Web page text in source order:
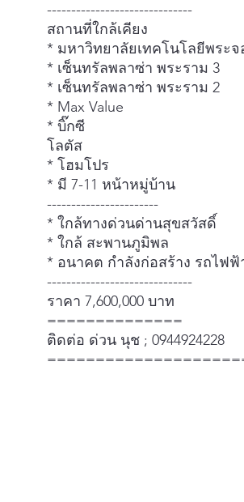
------------------------------
สถานที่ใกล้เคียง
* มหาวิทยาลัยเทคโนโลยีพระจ
* เซ็นทรัลพลาซ่า พระราม 3
* เซ็นทรัลพลาซ่า พระราม 2
* Max Value
* บิ๊กซี
โลตัส
* โฮมโปร
* มี 7-11 หน้าหมู่บ้าน
-----------------------
* ใกล้ทางด่วนด่านสุขสวัสดิ์
* ใกล้ สะพานภูมิพล
* อนาคต กำลังก่อสร้าง รถไฟฟ้
------------------------------
ราคา 7,600,000 บาท
==============
ติดต่อ ด่วน นุช ; 0944924228